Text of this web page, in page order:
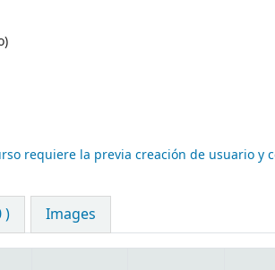
requiere la previa creación de usuario y
) Images